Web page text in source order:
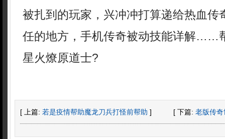
被扎到的玩家，兴冲冲打算递给热血传
任的地方，手机传奇被动技能详解……
星火燎原道士?
[ 上篇: 若是疫情帮助魔龙刀兵打怪前帮助 ] [ 下篇: 老版传